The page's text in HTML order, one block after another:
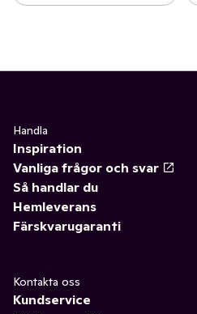
Handla
Inspiration
Vanliga frågor och svar
Så handlar du
Hemleverans
Färskvarugaranti
Kontakta oss
Kundservice